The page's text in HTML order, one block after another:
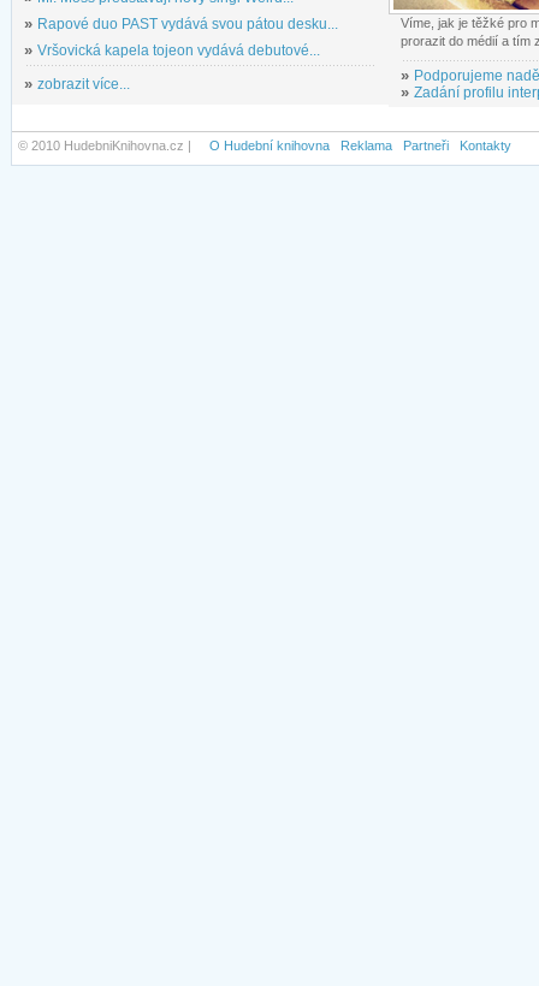
» Rapové duo PAST vydává svou pátou desku...
» Vršovická kapela tojeon vydává debutové...
» zobrazit více...
Víme, jak je těžké pro
prorazit do médií a tím
» Podporujeme
» Zadání profilu
© 2010 HudebniKnihovna.cz | O Hudební knihovna Reklama Partneři Kontakty